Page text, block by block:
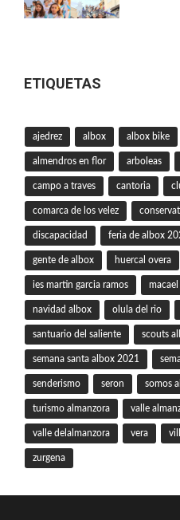
ETIQUETAS
ajedrez albox albox bike
almendros en flor arboleas
campo a traves cantoria
comarca de los velez
discapacidad feria de albox
gente de albox huercal overa
ies martin garcia ramos macael
navidad albox olula del rio
santuario del saliente scouts
semana santa albox 2021
senderismo seron somos
turismo almanzora valle
valle delalmanzora vera
zurgena